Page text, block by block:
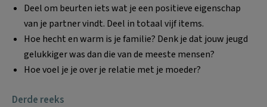
Deel om beurten iets wat je een positieve eigenschap
van je partner vindt. Deel in totaal vijf items.
Hoe hecht en warm is je familie? Denk je dat jouw jeugd
gelukkiger was dan die van de meeste mensen?
Hoe voel je je over je relatie met je moeder?
Derde reeks